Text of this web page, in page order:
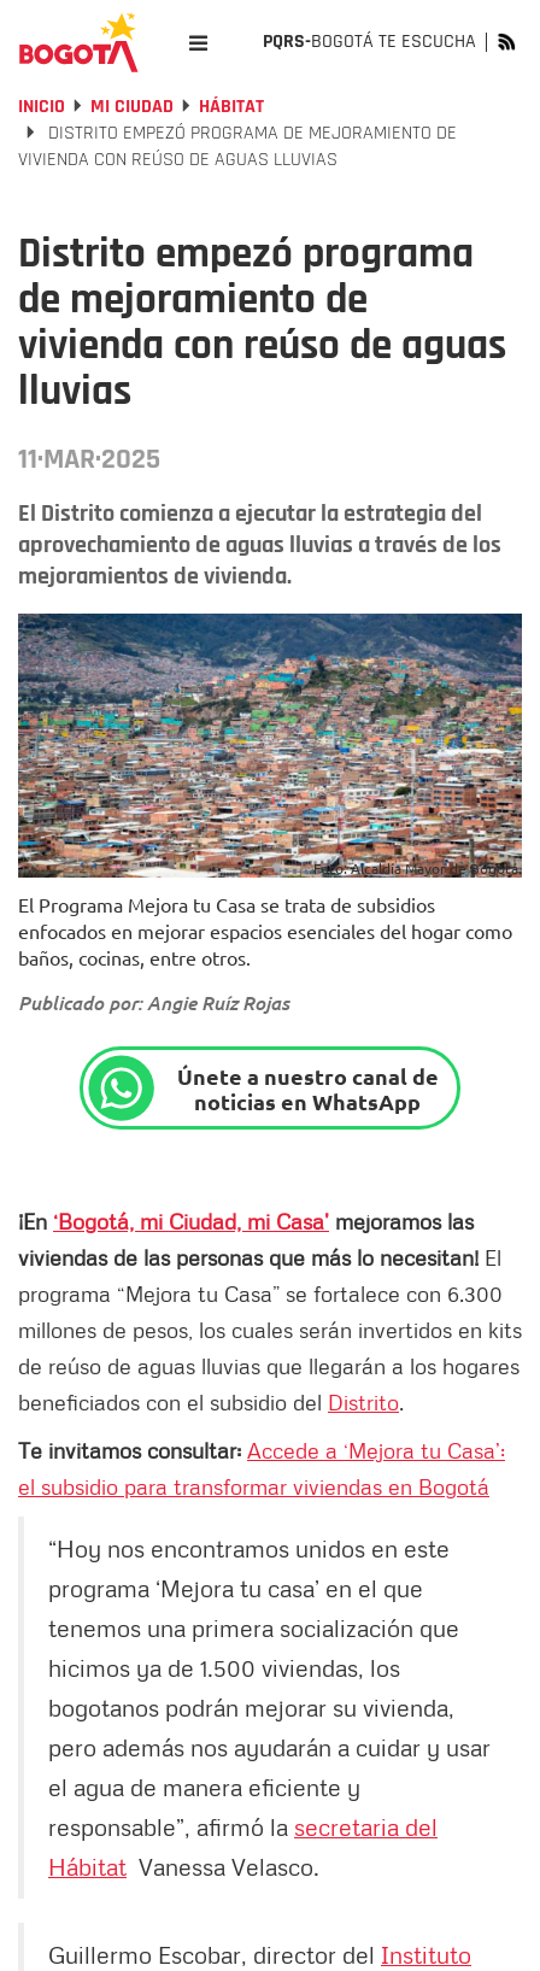
PQRS-BOGOTÁ TE ESCUCHA
INICIO MI CIUDAD
HÁBITAT
DISTRITO EMPEZÓ PROGRAMA DE MEJORAMIENTO DE
VIVIENDA CON REÚSO DE AGUAS LLUVIAS
Distrito empezó programa
de mejoramiento de
vivienda con reúso de aguas
lluvias
11·MAR·2025
El Distrito comienza a ejecutar la estrategia del
aprovechamiento de aguas lluvias a través de los
mejoramientos de vivienda.
Foto: Alcaldía Mayor de Bogotá.
El Programa Mejora tu Casa se trata de subsidios
enfocados en mejorar espacios esenciales del hogar como
baños, cocinas, entre otros.
Publicado por: Angie Ruíz Rojas
Únete a nuestro canal de
noticias en WhatsApp
¡En ‘Bogotá, mi Ciudad, mi Casa’ mejoramos las
viviendas de las personas que más lo necesitan! El
programa “Mejora tu Casa” se fortalece con 6.300
millones de pesos, los cuales serán invertidos en kits
de reúso de aguas lluvias que llegarán a los hogares
beneficiados con el subsidio del Distrito.
Te invitamos consultar: Accede a ‘Mejora tu Casa’:
el subsidio para transformar viviendas en Bogotá
“Hoy nos encontramos unidos en este
programa ‘Mejora tu casa’ en el que
tenemos una primera socialización que
hicimos ya de 1.500 viviendas, los
bogotanos podrán mejorar su vivienda,
pero además nos ayudarán a cuidar y usar
el agua de manera eficiente y
responsable”, afirmó la secretaria del
Hábitat Vanessa Velasco.
Guillermo Escobar, director del Instituto